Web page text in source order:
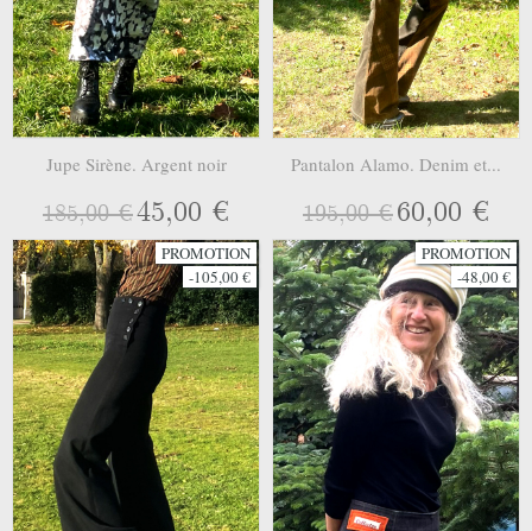
Jupe Sirène. Argent noir
185,00 €45,00 €
Pantalon Alamo. Denim et...
195,00 €60,00 €
PROMOTION
-105,00 €
PROMOTION
-48,00 €